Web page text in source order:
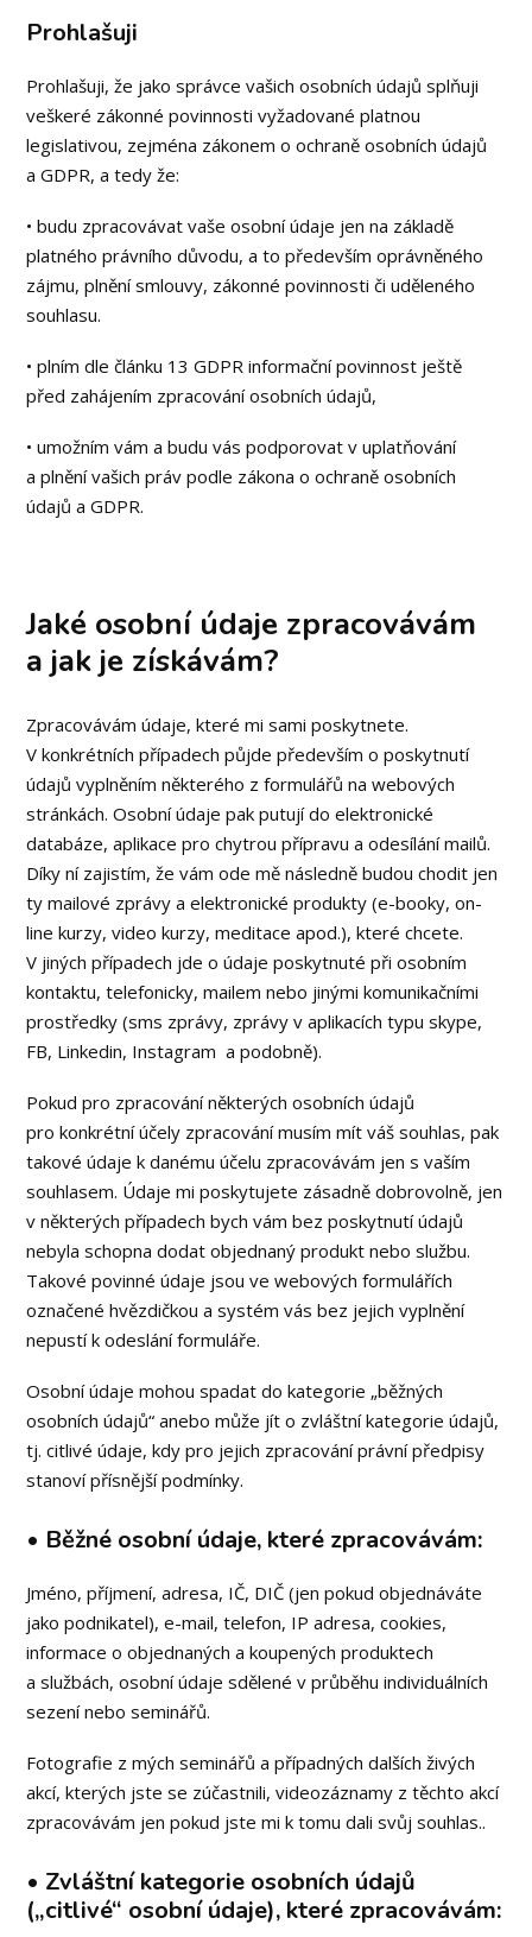
Prohlašuji
Prohlašuji, že jako správce vašich osobních údajů splňuji
veškeré zákonné povinnosti vyžadované platnou
legislativou, zejména zákonem o ochraně osobních údajů
a GDPR, a tedy že:
• budu zpracovávat vaše osobní údaje jen na základě
platného právního důvodu, a to především oprávněného
zájmu, plnění smlouvy, zákonné povinnosti či uděleného
souhlasu.
• plním dle článku 13 GDPR informační povinnost ještě
před zahájením zpracování osobních údajů,
• umožním vám a budu vás podporovat v uplatňování
a plnění vašich práv podle zákona o ochraně osobních
údajů a GDPR.
Jaké osobní údaje zpracovávám
a jak je získávám?
Zpracovávám údaje, které mi sami poskytnete.
V konkrétních případech půjde především o poskytnutí
údajů vyplněním některého z formulářů na webových
stránkách. Osobní údaje pak putují do elektronické
databáze, aplikace pro chytrou přípravu a odesílání mailů.
Díky ní zajistím, že vám ode mě následně budou chodit jen
ty mailové zprávy a elektronické produkty (e-booky, on-
line kurzy, video kurzy, meditace apod.), které chcete.
V jiných případech jde o údaje poskytnuté při osobním
kontaktu, telefonicky, mailem nebo jinými komunikačními
prostředky (sms zprávy, zprávy v aplikacích typu skype,
FB, Linkedin, Instagram a podobně).
Pokud pro zpracování některých osobních údajů
pro konkrétní účely zpracování musím mít váš souhlas, pak
takové údaje k danému účelu zpracovávám jen s vaším
souhlasem. Údaje mi poskytujete zásadně dobrovolně, jen
v některých případech bych vám bez poskytnutí údajů
nebyla schopna dodat objednaný produkt nebo službu.
Takové povinné údaje jsou ve webových formulářích
označené hvězdičkou a systém vás bez jejich vyplnění
nepustí k odeslání formuláře.
Osobní údaje mohou spadat do kategorie „běžných
osobních údajů“ anebo může jít o zvláštní kategorie údajů,
tj. citlivé údaje, kdy pro jejich zpracování právní předpisy
stanoví přísnější podmínky.
• Běžné osobní údaje, které zpracovávám:
Jméno, příjmení, adresa, IČ, DIČ (jen pokud objednáváte
jako podnikatel), e-mail, telefon, IP adresa, cookies,
informace o objednaných a koupených produktech
a službách, osobní údaje sdělené v průběhu individuálních
sezení nebo seminářů.
Fotografie z mých seminářů a případných dalších živých
akcí, kterých jste se zúčastnili, videozáznamy z těchto akcí
zpracovávám jen pokud jste mi k tomu dali svůj souhlas..
• Zvláštní kategorie osobních údajů
(„citlivé“ osobní údaje), které zpracovávám: